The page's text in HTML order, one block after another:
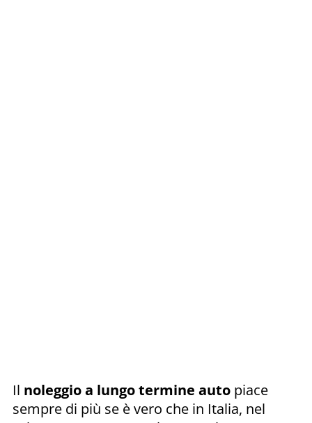
Il noleggio a lungo termine auto piace
sempre di più se è vero che in Italia, nel